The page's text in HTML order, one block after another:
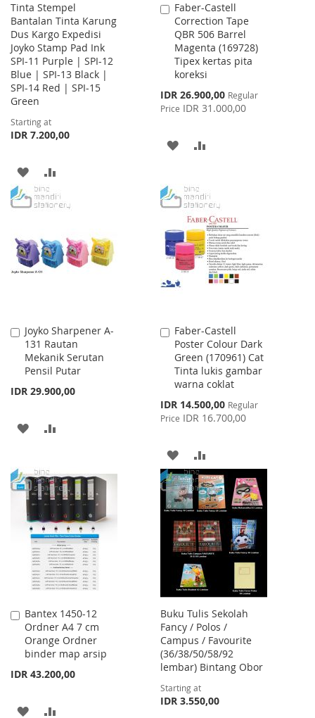
Tinta Stempel
Bantalan Tinta Karung
Dus Kargo Expedisi
Joyko Stamp Pad Ink
SPI-11 Purple | SPI-12
Blue | SPI-13 Black |
SPI-14 Red | SPI-15
Green
Starting at
IDR 7.200,00
ADD
TO
LIST
TO
Faber-Castell
Correction Tape
QBR 506 Barrel
Magenta (169728)
Tipex kertas pita
koreksi
Special
Price
IDR 26.900,00 Regular
Price IDR 31.000,00
Add
to
Cart
ADD
WISH
LIST
COMPARE
Joyko Sharpener A-
131 Rautan
Mekanik Serutan
Pensil Putar
IDR 29.900,00
Add
to
Cart
ADD
WISH
LIST
COMPARE
Faber-Castell
Poster Colour Dark
Green (170961) Cat
Tinta lukis gambar
warna coklat
Special
Price
IDR 14.500,00 Regular
Price IDR 16.700,00
Add
to
Cart
ADD
TO
WISH
LIST
TO
COMPARE
Bantex 1450-12
Ordner A4 7 cm
Orange Ordner
binder map arsip
IDR 43.200,00
Add
to
Cart
ADD
Buku Tulis Sekolah
Fancy / Polos /
Campus / Favourite
(36/38/50/58/92
lembar) Bintang Obor
Starting at
IDR 3.550,00